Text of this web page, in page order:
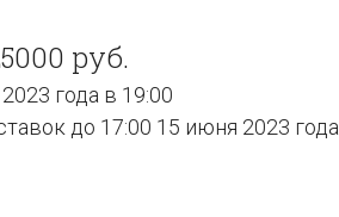
руб.
года в 19:00
до 17:00 15 июня 2023 года